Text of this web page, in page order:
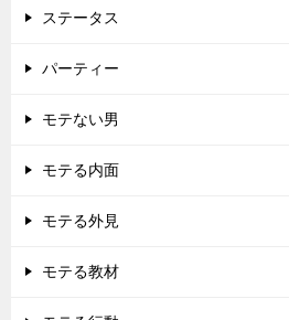
ステータス
パーティー
モテない男
モテる内面
モテる外見
モテる教材